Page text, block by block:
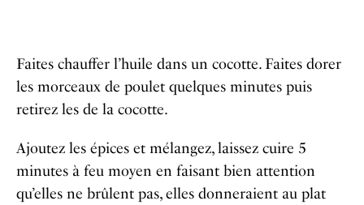
Faites chauffer l’huile dans un cocotte. Faites dorer
les morceaux de poulet quelques minutes puis
retirez les de la cocotte.
Ajoutez les épices et mélangez, laissez cuire 5
minutes à feu moyen en faisant bien attention
qu’elles ne brûlent pas, elles donneraient au plat